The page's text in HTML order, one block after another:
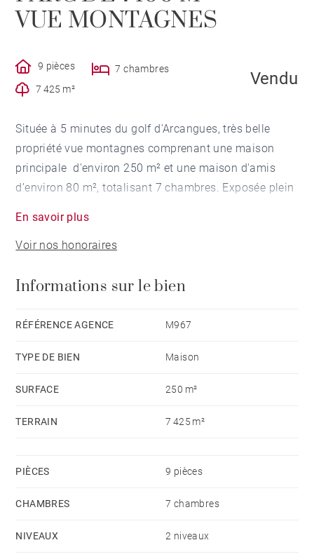
VUE MONTAGNES
9 pièces
7 chambres
7 425 m²
Vendu
Située à 5 minutes du golf d'Arcangues, très belle
propriété vue montagnes comprenant une maison
principale d'environ 250 m² et une maison d'amis
d’environ 80 m², totalisant 7 chambres. Exposée plein
fleuri de 7425 m², d'une piscine de 12x6m et de belles
terrasses ensoleillées. Une cave, un garage fermé pour
d'exception à seulement 10 minutes de Biarritz.
En savoir plus
Voir nos honoraires
Informations sur le bien
RÉFÉRENCE AGENCE M967
TYPE DE BIEN Maison
SURFACE 250 m²
TERRAIN 7 425 m²
PIÈCES 9 pièces
CHAMBRES 7 chambres
NIVEAUX 2 niveaux